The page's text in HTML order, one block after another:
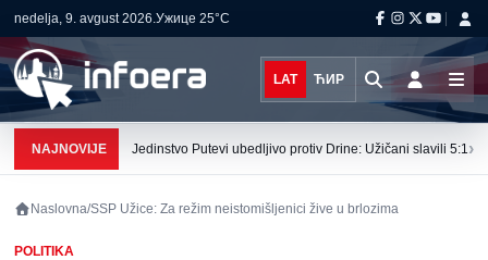
nedelja, 9. avgust 2026.Ужице 25°C
LAT ЋИР
NAJNOVIJE Jedinstvo Putevi ubedljivo protiv Drine: Užičani slavili 5:1›
Naslovna/SSP Užice: Za režim neistomišljenici žive u brlozima
POLITIKA